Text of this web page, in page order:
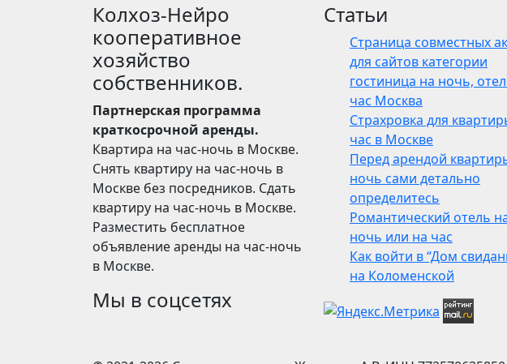
Колхоз-Нейро
кооперативное
хозяйство
собственников.
Партнерская программа
краткосрочной аренды.
Квартира на час-ночь в Москве.
Снять квартиру на час-ночь в
Москве без посредников. Сдать
квартиру на час-ночь в Москве.
Разместить бесплатное
объявление аренды на час-ночь
в Москве.
Мы в соцсетях
Статьи
Страница совместных
для сайтов категории
гостиница на ночь,
час Москва
Страхровка для
час в Москве
Перед арендой
ночь сами детально
определитесь
Романтический отель
ночь или на час
Как войти в “Дом
на Коломенской